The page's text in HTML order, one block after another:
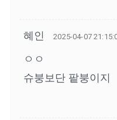
혜인 2025-04-07
ㅇㅇ
슈붕보단 팥붕이지